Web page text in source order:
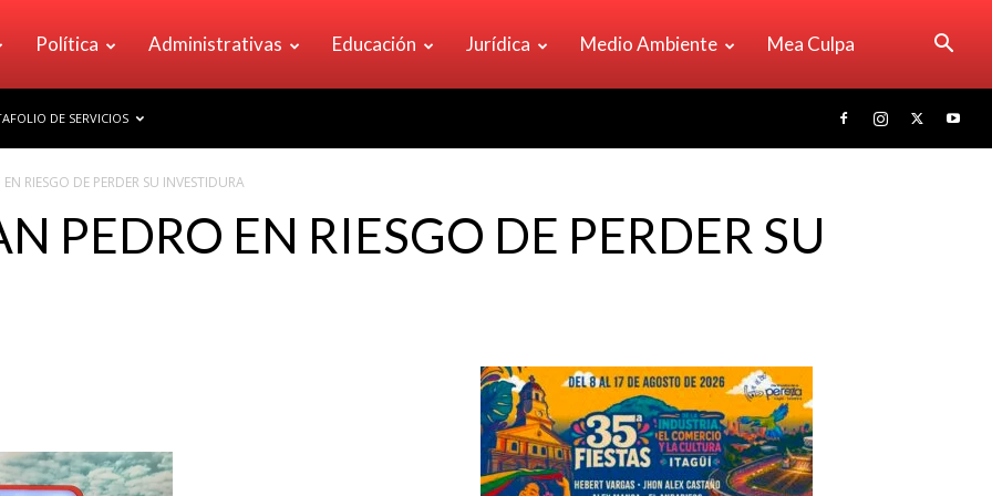
Política Administrativas Educación Jurídica Medio Ambiente Mea Culpa
DE SERVICIOS
RIESGO DE PERDER SU INVESTIDURA
PEDRO EN RIESGO DE PERDER SU